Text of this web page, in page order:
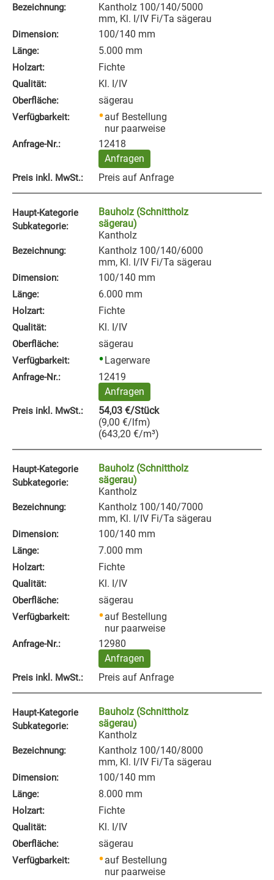
Bezeichnung:
Kantholz 100/140/5000
mm, Kl. I/IV Fi/Ta sägerau
Dimension: 100/140 mm
Länge: 5.000 mm
Holzart: Fichte
Qualität: Kl. I/IV
Oberfläche: sägerau
Verfügbarkeit:
auf Bestellung
nur paarweise
Anfrage‑Nr.:
12418
Anfragen
Preis inkl. MwSt.: Preis auf Anfrage
Haupt-Kategorie
Subkategorie:
Bauholz (Schnittholz
sägerau)
Kantholz
Bezeichnung:
Kantholz 100/140/6000
mm, Kl. I/IV Fi/Ta sägerau
Dimension: 100/140 mm
Länge: 6.000 mm
Holzart: Fichte
Qualität: Kl. I/IV
Oberfläche: sägerau
Verfügbarkeit: Lagerware
Anfrage‑Nr.:
12419
Anfragen
Preis inkl. MwSt.: 54,03 €/Stück
(9,00 €/lfm)
(643,20 €/m³)
Haupt-Kategorie
Subkategorie:
Bauholz (Schnittholz
sägerau)
Kantholz
Bezeichnung:
Kantholz 100/140/7000
mm, Kl. I/IV Fi/Ta sägerau
Dimension: 100/140 mm
Länge: 7.000 mm
Holzart: Fichte
Qualität: Kl. I/IV
Oberfläche: sägerau
Verfügbarkeit:
auf Bestellung
nur paarweise
Anfrage‑Nr.:
12980
Anfragen
Preis inkl. MwSt.: Preis auf Anfrage
Haupt-Kategorie
Subkategorie:
Bauholz (Schnittholz
sägerau)
Kantholz
Bezeichnung:
Kantholz 100/140/8000
mm, Kl. I/IV Fi/Ta sägerau
Dimension: 100/140 mm
Länge: 8.000 mm
Holzart: Fichte
Qualität: Kl. I/IV
Oberfläche: sägerau
Verfügbarkeit:
auf Bestellung
nur paarweise